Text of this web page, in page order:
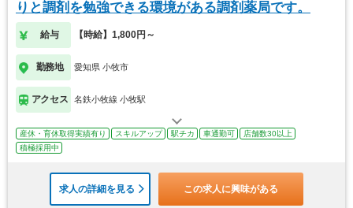
りと調剤を勉強できる環境がある調剤薬局です。
給与 【時給】1,800円～
勤務地 愛知県 小牧市
アクセス 名鉄小牧線 小牧駅
産休・育休取得実績有り スキルアップ 駅チカ 車通勤可
店舗数30以上
積極採用中
求人の詳細を見る この求人に興味がある